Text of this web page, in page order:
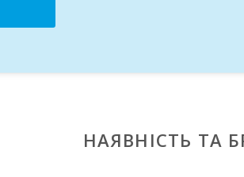
у цьому
НАЯВНІСТЬ ТА